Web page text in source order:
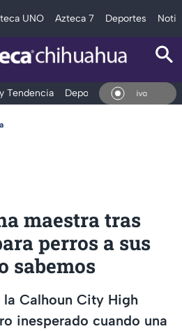
UNO Azteca 7 Deportes
Tendencia Deportes Espectáculos
En
maestra tras
perros a sus
sabemos
la Calhoun City High
inesperado cuando una